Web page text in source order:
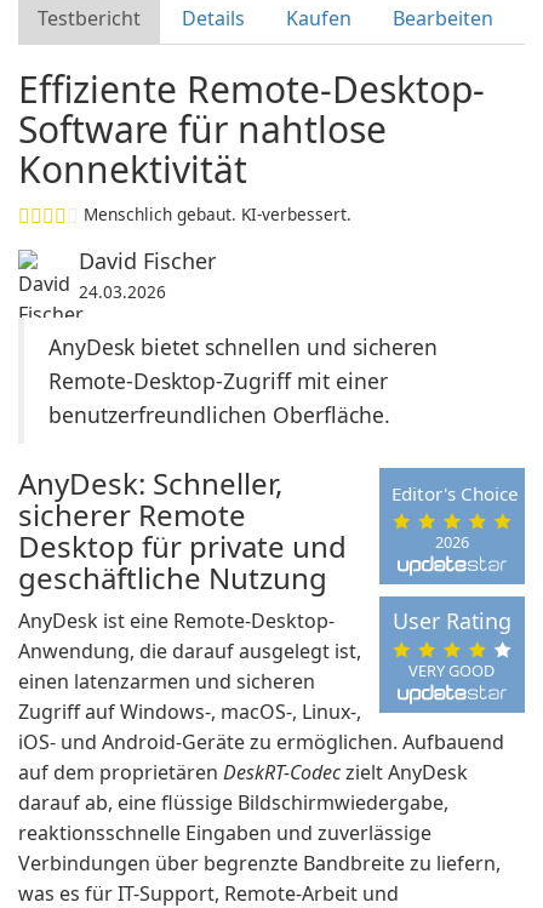
Testbericht Details Kaufen Bearbeiten
Effiziente Remote-Desktop-
Software für nahtlose
Konnektivität
Menschlich gebaut. KI-verbessert.
David Fischer
24.03.2026
AnyDesk bietet schnellen und sicheren
Remote-Desktop-Zugriff mit einer
benutzerfreundlichen Oberfläche.
2026
Editor's Choice
VERY GOOD
User Rating
AnyDesk: Schneller,
sicherer Remote
Desktop für private und
geschäftliche Nutzung
AnyDesk ist eine Remote-Desktop-
Anwendung, die darauf ausgelegt ist,
einen latenzarmen und sicheren
Zugriff auf Windows-, macOS-, Linux-,
iOS- und Android-Geräte zu ermöglichen. Aufbauend
auf dem proprietären DeskRT-Codeczielt AnyDesk
darauf ab, eine flüssige Bildschirmwiedergabe,
reaktionsschnelle Eingaben und zuverlässige
Verbindungen über begrenzte Bandbreite zu liefern,
was es für IT-Support, Remote-Arbeit und